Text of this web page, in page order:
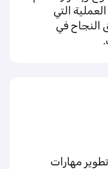
التي
في
مهارات